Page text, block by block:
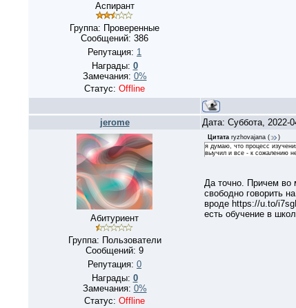
Аспирант
Группа: Проверенные
Сообщений: 386
Репутация: 1
Награды: 0
Замечания: 0%
Статус: Offline
jerome Дата: Суббота, 2022-
Абитуриент
Группа: Пользователи
Сообщений: 9
Репутация: 0
Награды: 0
Замечания: 0%
Статус: Offline
Цитата ryzhovajana (
)
я думаю, что процесс
выучил и все - к сожалению
Да точно. Причем во
свободно говорить
вроде https://u.to/
есть обучение в